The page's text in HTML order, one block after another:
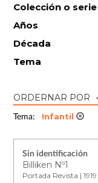
Colección o serie
Años
Década
Tema
ORDERNAR POR
Tema: Infantil
Sin identificación
Billiken Nº1
Portada Revista | 1919